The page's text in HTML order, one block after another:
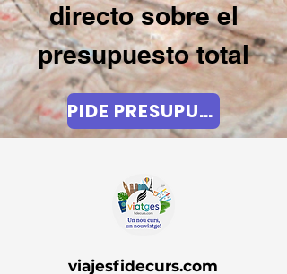
directo sobre el
presupuesto total
PIDE PRESUPUESTO
viajesfidecurs.com